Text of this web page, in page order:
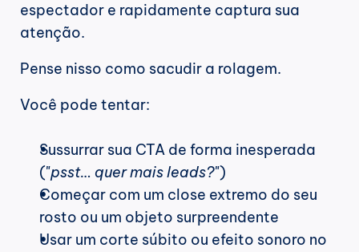
espectador e rapidamente captura sua
atenção.
Pense nisso como sacudir a rolagem.
Você pode tentar:
Sussurrar sua CTA de forma inesperada
("psst… quer mais leads?")
Começar com um close extremo do seu
rosto ou um objeto surpreendente
Usar um corte súbito ou efeito sonoro no